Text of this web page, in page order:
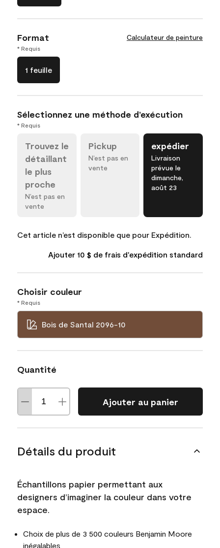
Format Calculateur de peinture
* Requis
1 feuille
Sélectionnez une méthode d’exécution
* Requis
Trouvez le
détaillant
le plus
proche
N’est pas en
vente
Pickup
N’est pas en
vente
expédier
Livraison
prévue le
dimanche,
août 23
Cet article n’est disponible que pour Expédition.
Ajouter 10 $ de frais d'expédition standard
Choisir couleur
* Requis
Bois de Santal 2096-10
Quantité
Ajouter au panier
Détails du produit
Échantillons papier permettant aux
designers d’imaginer la couleur dans votre
espace.
Choix de plus de 3 500 couleurs Benjamin Moore
inégalables